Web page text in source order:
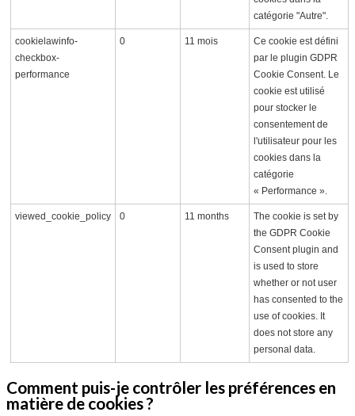
catégorie "Autre".
cookielawinfo-
checkbox-
performance
0 11 mois
Ce cookie est défini
par le plugin GDPR
Cookie Consent. Le
cookie est utilisé
pour stocker le
consentement de
l'utilisateur pour les
cookies dans la
catégorie
« Performance ».
viewed_cookie_policy 0 11 months
The cookie is set by
the GDPR Cookie
Consent plugin and
is used to store
whether or not user
has consented to the
use of cookies. It
does not store any
personal data.
Comment puis-je contrôler les préférences en
matière de cookies ?